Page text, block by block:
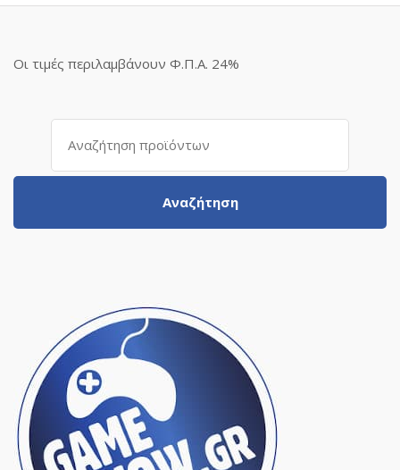
Οι τιμές περιλαμβάνουν Φ.Π.Α. 24%
Αναζήτηση
Αναζήτηση